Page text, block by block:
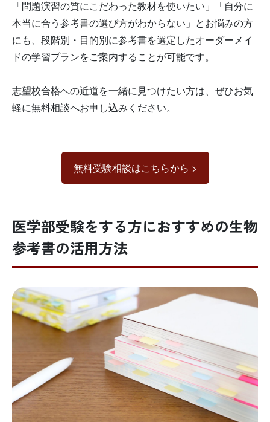
「問題演習の質にこだわった教材を使いたい」「自分に
本当に合う参考書の選び方がわからない」とお悩みの方
にも、段階別・目的別に参考書を選定したオーダーメイ
ドの学習プランをご案内することが可能です。
志望校合格への近道を一緒に見つけたい方は、ぜひお気
軽に無料相談へお申し込みください。
無料受験相談はこちらから >
医学部受験をする方におすすめの生物
参考書の活用方法